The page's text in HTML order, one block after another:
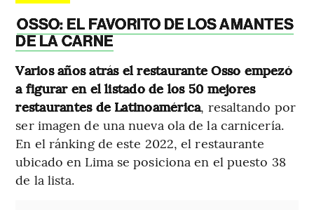
OSSO: EL FAVORITO DE LOS AMANTES
DE LA CARNE
Varios años atrás el restaurante Osso empezó
a figurar en el listado de los 50 mejores
restaurantes de Latinoamérica, resaltando por
ser imagen de una nueva ola de la carnicería.
En el ránking de este 2022, el restaurante
ubicado en Lima se posiciona en el puesto 38
de la lista.